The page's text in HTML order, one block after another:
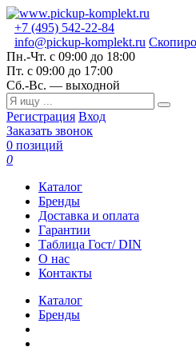
+7 (495) 542-22-84
info@pickup-komplekt.ru
Пн.-Чт. с 09:00 до 18:00
Пт. с 09:00 до 17:00
Сб.-Вс. — выходной
Регистрация Вход
Заказать звонок
0 позиций
0
Каталог
Бренды
Доставка и оплата
Гарантии
Таблица Гост/ DIN
О нас
Контакты
Каталог
Бренды